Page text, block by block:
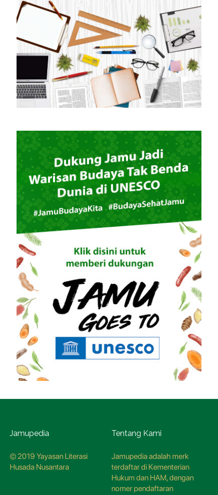
Jamupedia
© 2019 Yayasan Literasi
Husada Nusantara
Tentang Kami
Jamupedia adalah merk
terdaftar di Kementerian
Hukum dan HAM, dengan
nomer pendaftaran